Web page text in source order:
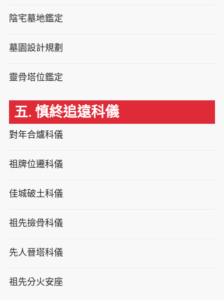
陰宅墓地鑑定
墓園設計規劃
靈骨塔位鑑定
五. 慎終追遠科儀
對年合爐科儀
祖牌位遷科儀
佳城破土科儀
祖先撿骨科儀
先人晉塔科儀
祖先分火安座